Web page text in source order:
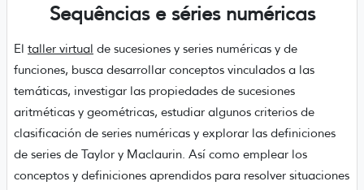
Sequências e séries numéricas
El taller virtual de sucesiones y series numéricas y de
funciones, busca desarrollar conceptos vinculados a las
temáticas, investigar las propiedades de sucesiones
aritméticas y geométricas, estudiar algunos criterios de
clasificación de series numéricas y explorar las definiciones
de series de Taylor y Maclaurin. Así como emplear los
conceptos y definiciones aprendidos para resolver situaciones